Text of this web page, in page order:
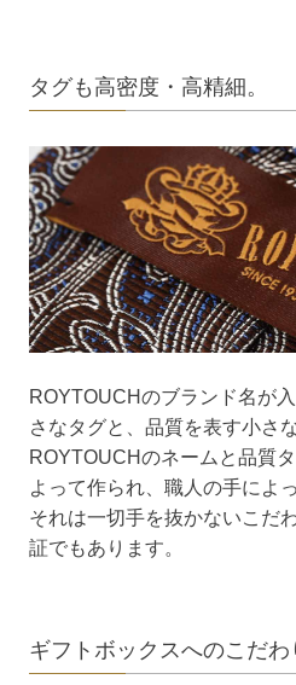
タグも高密度・高精細。
ROYTOUCHのブランド名が
さなタグと、品質を表す小さな
ROYTOUCHのネームと品質タ
よって作られ、職人の手によ
それは一切手を抜かないこだ
証でもあります。
ギフトボックスへのこだわ